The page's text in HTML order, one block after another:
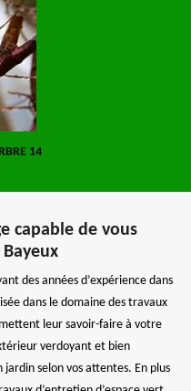
14
capable de vous
des années d’expérience dans
dans le domaine des travaux
leur savoir-faire à votre
verdoyant et bien
selon vos attentes. En plus